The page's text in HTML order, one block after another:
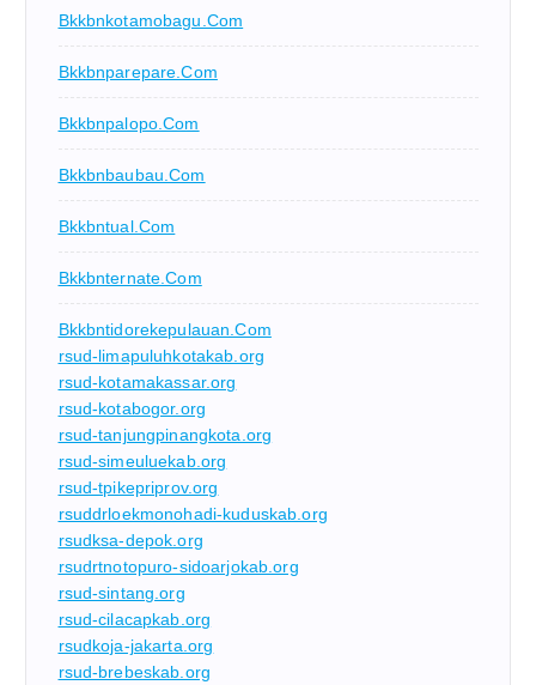
Bkkbnkotamobagu.com
Bkkbnparepare.com
Bkkbnpalopo.com
Bkkbnbaubau.com
Bkkbntual.com
Bkkbnternate.com
Bkkbntidorekepulauan.com
rsud-limapuluhkotakab.org
rsud-kotamakassar.org
rsud-kotabogor.org
rsud-tanjungpinangkota.org
rsud-simeuluekab.org
rsud-tpikepriprov.org
rsuddrloekmonohadi-kuduskab.org
rsudksa-depok.org
rsudrtnotopuro-sidoarjokab.org
rsud-sintang.org
rsud-cilacapkab.org
rsudkoja-jakarta.org
rsud-brebeskab.org